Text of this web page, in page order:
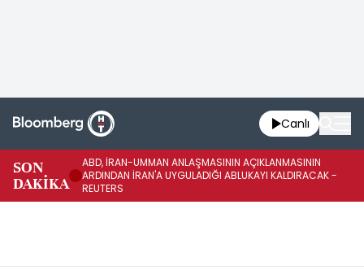
Canlı
SON
DAKİKA
ABD, İRAN-UMMAN ANLAŞMASININ AÇIKLANMASININ
ARDINDAN İRAN'A UYGULADIĞI ABLUKAYI KALDIRACAK -
REUTERS